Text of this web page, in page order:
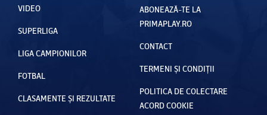
VIDEO
SUPERLIGA
LIGA CAMPIONILOR
FOTBAL
CLASAMENTE ȘI REZULTATE
ABONEAZĂ-TE LA
PRIMAPLAY.RO
CONTACT
TERMENI ȘI CONDIȚII
POLITICA DE COLECTARE
ACORD COOKIE